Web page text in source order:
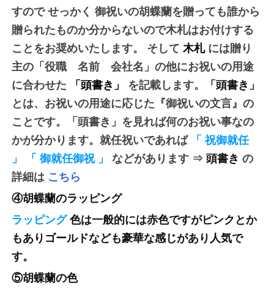
すので せっかく 御祝いの胡蝶蘭を贈っても誰から
贈られたものか分からないので木札はお付けする
ことをお奨めいたします。
そして 木札 には贈り
主の「役職 名前 会社名」の他にお祝いの用途
に合わせた
「頭書き」 を記載します。
「頭書き」
とは、お祝いの用途に応じた『御祝いの文言』の
ことです。「頭書き」を見れば何のお祝い事なの
かが分かります。 就任祝いであれば 「 祝御就任
」
「 御就任御祝」 などがあります ⇒ 頭書き の
詳細は こちら
④胡蝶蘭のラッピング
ラッピング 色は一般的には赤色ですがピンクとか
もありゴールドなども豪華な感じがあり人気で
す。
⑤胡蝶蘭の色